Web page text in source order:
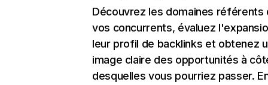
Découvrez les domaines référents
vos concurrents, évaluez
leur profil de backlinks et obtenez
image claire des opportunités à
desquelles vous pourriez passer.